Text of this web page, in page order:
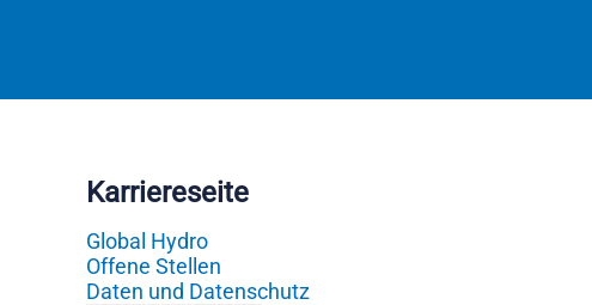
Karriereseite
Global Hydro
Offene Stellen
Daten und Datenschutz